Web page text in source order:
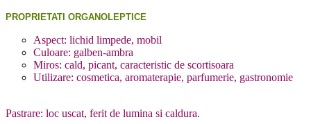
PROPRIETATI ORGANOLEPTICE
Aspect: lichid limpede, mobil
Culoare: galben-ambra
Miros: cald, picant, caracteristic de scortisoara
Utilizare: cosmetica, aromaterapie, parfumerie, gastronomie
Pastrare: loc uscat, ferit de lumina si caldura.